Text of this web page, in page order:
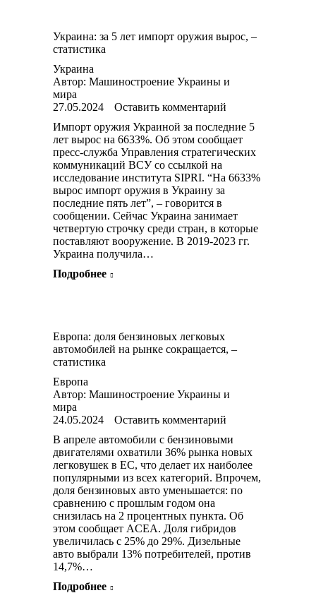
Украина: за 5 лет импорт оружия вырос, –
статистика
Украина
Автор: Машиностроение Украины и
мира
27.05.2024
Оставить комментарий
Импорт оружия Украиной за последние 5
лет вырос на 6633%. Об этом сообщает
пресс-служба Управления стратегических
коммуникаций ВСУ со ссылкой на
исследование института SIPRI. “На 6633%
вырос импорт оружия в Украину за
последние пять лет”, – говорится в
сообщении. Сейчас Украина занимает
четвертую строчку среди стран, в которые
поставляют вооружение. В 2019-2023 гг.
Украина получила…
Подробнее
Европа: доля бензиновых легковых
автомобилей на рынке сокращается, –
статистика
Европа
Автор: Машиностроение Украины и
мира
24.05.2024
Оставить комментарий
В апреле автомобили с бензиновыми
двигателями охватили 36% рынка новых
легковушек в ЕС, что делает их наиболее
популярными из всех категорий. Впрочем,
доля бензиновых авто уменьшается: по
сравнению с прошлым годом она
снизилась на 2 процентных пункта. Об
этом сообщает ACEA. Доля гибридов
увеличилась с 25% до 29%. Дизельные
авто выбрали 13% потребителей, против
14,7%…
Подробнее